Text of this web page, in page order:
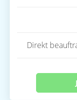
Direkt